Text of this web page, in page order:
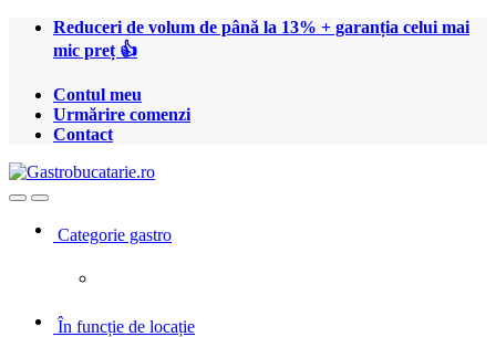
Treci
Treci
Reduceri de volum de până la 13% + garanția celui mai
mic preț 👍
Contul meu
Urmărire comenzi
Contact
OpenClose
Categorie gastro
În funcție de locație